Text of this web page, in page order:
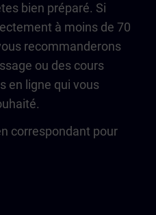
bien préparé. Si
à moins de 70
recommanderons
ou des cours
en ligne qui vous
correspondant pour